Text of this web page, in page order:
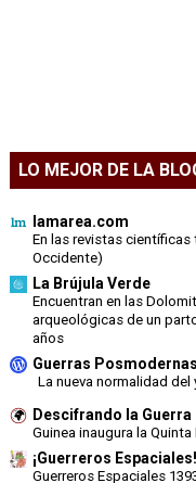
LO MEJOR DE LA
lamarea.com
En las revistas
Occidente)
La Brújula Verde
Encuentran en las
arqueológicas de un
años
Guerras Posmodernas
La nueva normalidad
Descifrando la Guerra
Guinea inaugura la
¡Guerreros Espaciales!
Guerreros Espaciales